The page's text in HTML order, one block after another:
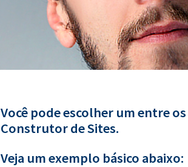
Você pode escolher um entre
Construtor de Sites.
Veja um exemplo básico abaixo: